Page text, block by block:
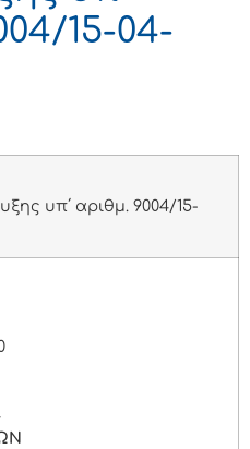
15-04-
υπ΄ αριθμ. 9004/15-